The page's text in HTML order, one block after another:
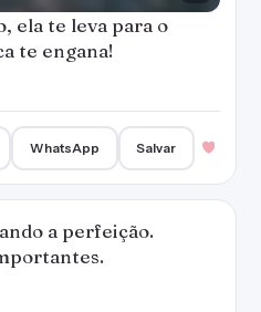
ela te leva para o
te engana!
WhatsApp Salvar
a perfeição.